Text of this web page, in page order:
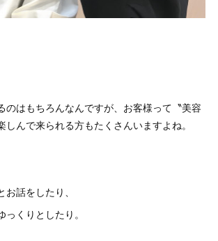
のはもちろんなんですが、お客様って〝美容
しんで来られる方もたくさんいますよね。
話をしたり、
くりとしたり。